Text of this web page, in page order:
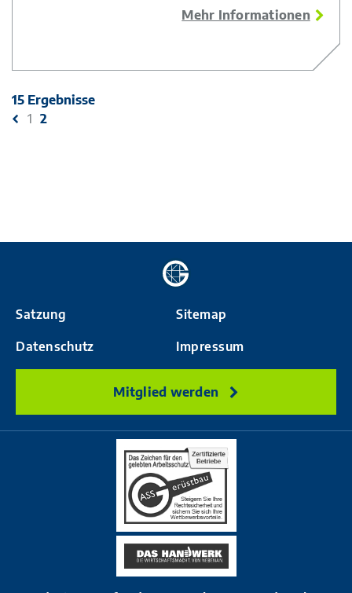
Mehr Informationen
15 Ergebnisse
1 2
Zur
Startseite
Satzung Sitemap
Datenschutz Impressum
Mitglied werden